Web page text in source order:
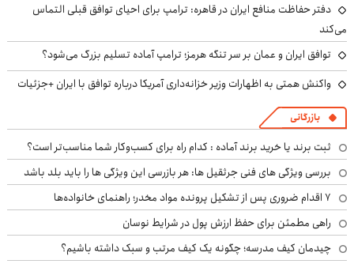
دفتر حفاظت منافع ایران در قاهره: ترامپ برای احیای توافق قبلی التماس
می‌کند
توافق ایران و عمان بر سر تنگه هرمز؛ ترامپ آماده تسلیم بزرگ می‌شود؟
واکنش همتی به اظهارات وزیر خزانه‌داری آمریکا درباره توافق با ایران +جزئیات
بازرگانی
ثبت برند یا خرید برند آماده : کدام راه برای کسب‌وکار شما مناسب‌تر است؟
بررسی ویژگی های فنی جرثقیل ها: هر بازرسی این ویژگی ها را باید بلد باشد
۷ اقدام ضروری پس از تشکیل پرونده مواد مخدر؛ راهنمای خانواده‌ها
راهی مطمئن برای حفظ ارزش پول در شرایط نوسان
چیدمان کیف مدرسه؛ چگونه یک کیف مرتب و سبک داشته باشیم؟